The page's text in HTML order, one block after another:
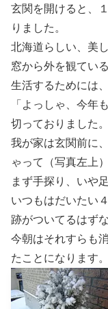
玄関を開けると、
りました。
北海道らしい、美
窓から外を観てい
生活するためには
「よっしゃ、今年
切っておりました。
我が家は玄関前に
ゃって（写真左上）
まず手探り、いや
いつもはだいたい
跡がついてるはず
今朝はそれすらも
たことになります。